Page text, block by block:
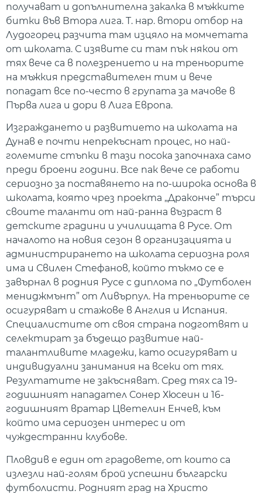
получават и допълнителна закалка в мъжките
битки във Втора лига. Т. нар. втори отбор на
Лудогорец разчита там изцяло на момчетата
от школата. С изявите си там пък някои от
тях вече са в полезрението и на треньорите
на мъжкия представителен тим и вече
попадат все по-често в групата за мачове в
Първа лига и дори в Лига Европа.
Изграждането и развитието на школата на
Дунав е почти непрекъснат процес, но най-
големите стъпки в тази посока започнаха само
преди броени години. Все пак вече се работи
сериозно за поставянето на по-широка основа в
школата, която чрез проекта „Драконче” търси
своите таланти от най-ранна възраст в
детските градини и училищата в Русе. От
началото на новия сезон в организацията и
администрирането на школата сериозна роля
има и Свилен Стефанов, който тъкмо се е
завърнал в родния Русе с диплома по „Футболен
мениджмънт” от Ливърпул. На треньорите се
осигуряват и стажове в Англия и Испания.
Специалистите от своя страна подготвят и
селектират за бъдещо развитие най-
талантливите младежи, като осигуряват и
индивидуални занимания на всеки от тях.
Резултатите не закъсняват. Сред тях са 19-
годишният нападател Сонер Хюсеин и 16-
годишният вратар Цветелин Енчев, към
който има сериозен интерес и от
чуждестранни клубове.
Пловдив е един от градовете, от които са
излезли най-голям брой успешни български
футболисти. Родният град на Христо